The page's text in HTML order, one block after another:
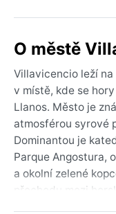
O městě
Villavicencio leží
v místě, kde se
Llanos. Město je
atmosférou syrové
Dominantou je
Parque Angostura,
a okolní zelené
přechodu mezi